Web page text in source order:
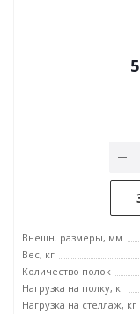
Внешн. размеры, мм
Вес, кг
Количество полок
Нагрузка на полку, кг
Нагрузка на стеллаж, кг